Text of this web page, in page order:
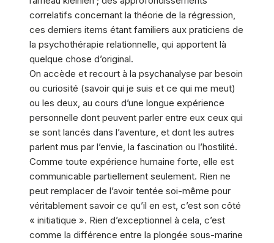
correlatifs concernant la théorie de la régression,
ces derniers items étant familiers aux praticiens de
la psychothérapie relationnelle, qui apportent là
quelque chose d’original.
On accède et recourt à la psychanalyse par besoin
ou curiosité (savoir qui je suis et ce qui me meut)
ou les deux, au cours d’une longue expérience
personnelle dont peuvent parler entre eux ceux qui
se sont lancés dans l’aventure, et dont les autres
parlent mus par l’envie, la fascination ou l’hostilité.
Comme toute expérience humaine forte, elle est
communicable partiellement seulement. Rien ne
peut remplacer de l’avoir tentée soi-même pour
véritablement savoir ce qu’il en est, c’est son côté
« initiatique ». Rien d’exceptionnel à cela, c’est
comme la différence entre la plongée sous-marine